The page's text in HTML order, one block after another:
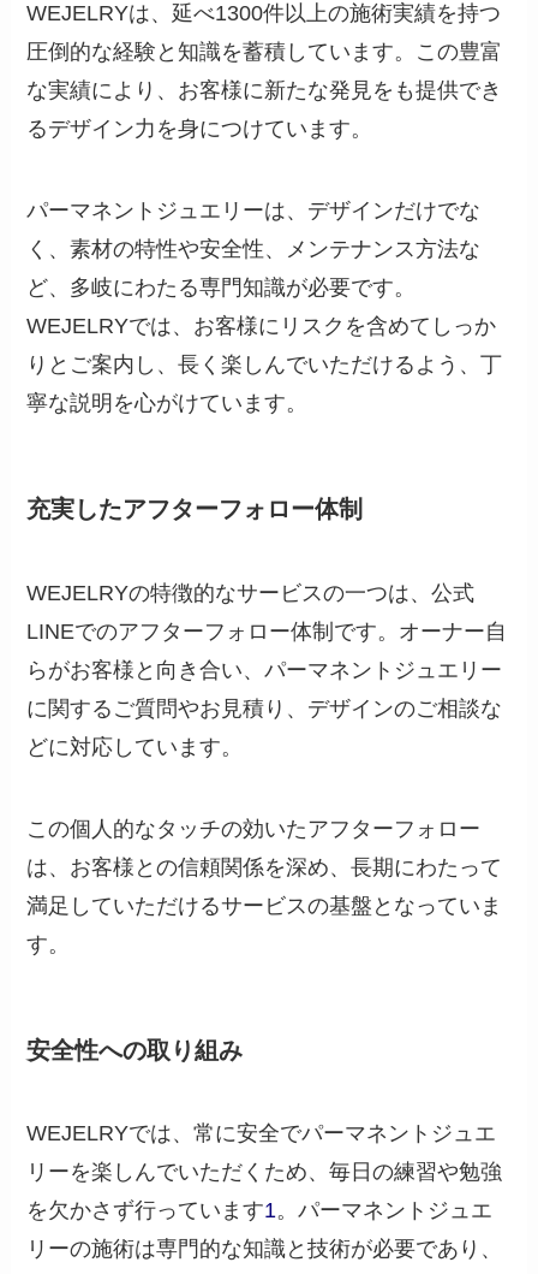
WEJELRYは、延べ1300件以上の施術実績を持つ
圧倒的な経験と知識を蓄積しています。この豊富
な実績により、お客様に新たな発見をも提供でき
るデザイン力を身につけています。
パーマネントジュエリーは、デザインだけでな
く、素材の特性や安全性、メンテナンス方法な
ど、多岐にわたる専門知識が必要です。
WEJELRYでは、お客様にリスクを含めてしっか
りとご案内し、長く楽しんでいただけるよう、丁
寧な説明を心がけています。
充実したアフターフォロー体制
WEJELRYの特徴的なサービスの一つは、公式
LINEでのアフターフォロー体制です。オーナー自
らがお客様と向き合い、パーマネントジュエリー
に関するご質問やお見積り、デザインのご相談な
どに対応しています。
この個人的なタッチの効いたアフターフォロー
は、お客様との信頼関係を深め、長期にわたって
満足していただけるサービスの基盤となっていま
す。
安全性への取り組み
WEJELRYでは、常に安全でパーマネントジュエ
リーを楽しんでいただくため、毎日の練習や勉強
を欠かさず行っています1。パーマネントジュエ
リーの施術は専門的な知識と技術が必要であり、